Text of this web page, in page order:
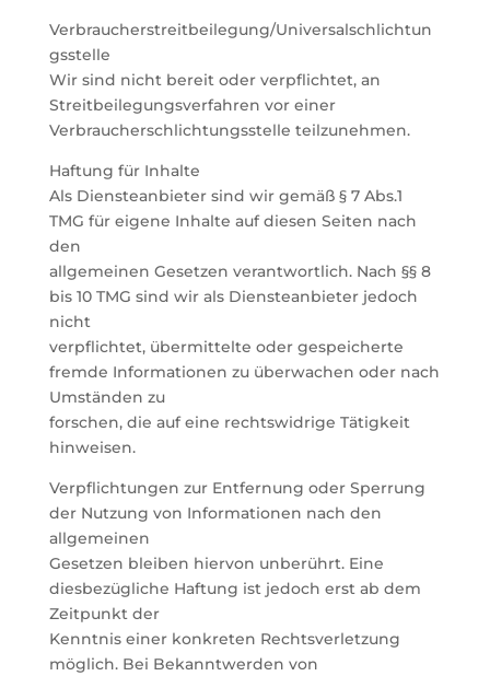
Verbraucherstreitbeilegung/Universalschlichtun
gsstelle
Wir sind nicht bereit oder verpflichtet, an
Streitbeilegungsverfahren vor einer
Verbraucherschlichtungsstelle teilzunehmen.
Haftung für Inhalte
Als Diensteanbieter sind wir gemäß § 7 Abs.1
TMG für eigene Inhalte auf diesen Seiten nach
den
allgemeinen Gesetzen verantwortlich. Nach §§ 8
bis 10 TMG sind wir als Diensteanbieter jedoch
nicht
verpflichtet, übermittelte oder gespeicherte
fremde Informationen zu überwachen oder nach
Umständen zu
forschen, die auf eine rechtswidrige Tätigkeit
hinweisen.
Verpflichtungen zur Entfernung oder Sperrung
der Nutzung von Informationen nach den
allgemeinen
Gesetzen bleiben hiervon unberührt. Eine
diesbezügliche Haftung ist jedoch erst ab dem
Zeitpunkt der
Kenntnis einer konkreten Rechtsverletzung
möglich. Bei Bekanntwerden von